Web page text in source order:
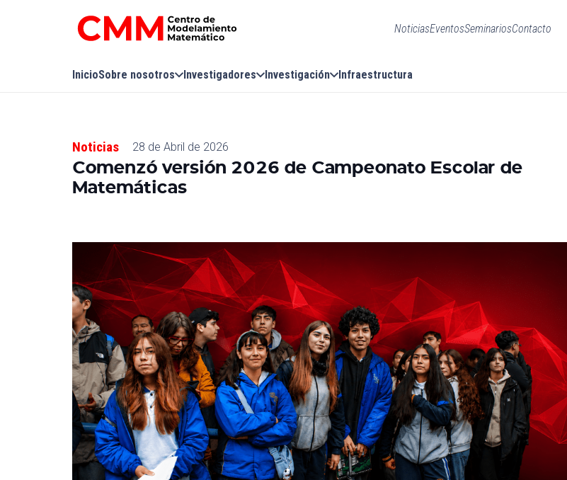
NoticiasEventosSeminariosContacto
InicioSobre nosotros Investigadores Investigación Infraestructura
Noticias 28 de Abril de 2026
Comenzó versión 2026 de Campeonato Escolar de
Matemáticas